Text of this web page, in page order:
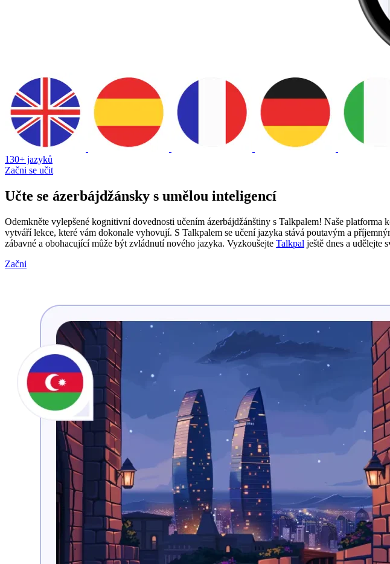
130+ jazyků
Začni se učit
Učte se ázerbájdžánsky s umělou inteligencí
Odemkněte vylepšené kognitivní dovednosti učením ázerbájdžánštiny s Talkpalem! Naše
vytváří lekce, které vám dokonale vyhovují. S Talkpalem se učení jazyka stává poutavým a
zábavné a obohacující může být zvládnutí nového jazyka. Vyzkoušejte Talkpal ještě dnes a udělejte
Začni